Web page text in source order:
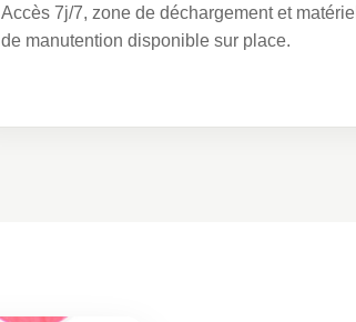
Accès 7j/7, zone de déchargement et matériel
de manutention disponible sur place.